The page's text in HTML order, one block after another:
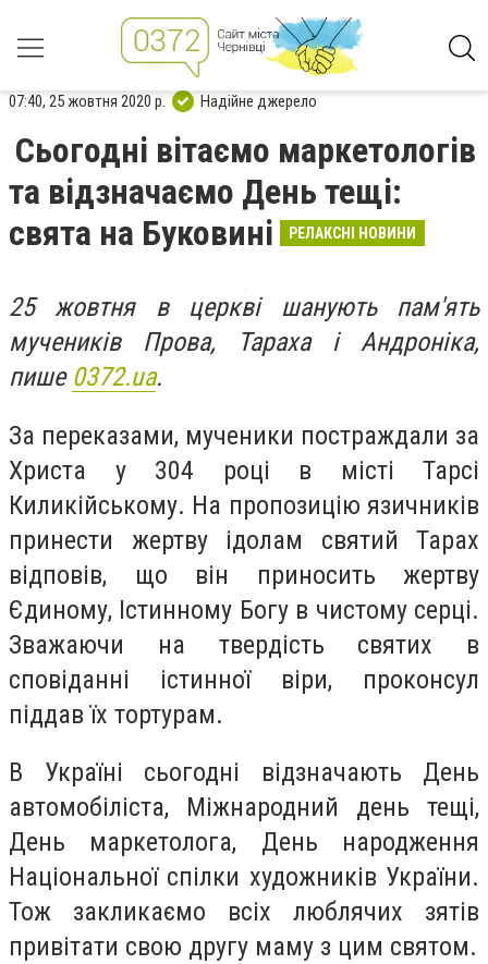
07:40, 25 жовтня 2020 р. Надійне джерело
Сьогодні вітаємо маркетологів
та відзначаємо День тещі:
свята на Буковині
РЕЛАКСНІ НОВИНИ
25 жовтня в церкві шанують пам'ять
мучеників Прова, Тараха і Андроніка,
пише 0372.ua.
За переказами, мученики постраждали за
Христа у 304 році в місті Тарсі
Киликійському. На пропозицію язичників
принести жертву ідолам святий Тарах
відповів, що він приносить жертву
Єдиному, Істинному Богу в чистому серці.
Зважаючи на твердість святих в
сповіданні істинної віри, проконсул
піддав їх тортурам.
В Україні сьогодні відзначають День
автомобіліста, Міжнародний день тещі,
День маркетолога, День народження
Національної спілки художників України.
Тож закликаємо всіх люблячих зятів
привітати свою другу маму з цим святом.